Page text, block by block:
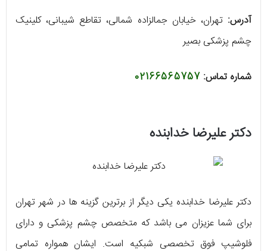
آدرس: تهران، خیابان جمالزاده شمالی، تقاطع شیبانی، کلینیک
چشم پزشکی بصیر
شماره تماس: 02166565757
دکتر علیرضا خدابنده
دکتر علیرضا خدابنده یکی دیگر از برترین گزینه‌ ها در شهر تهران
برای شما عزیزان می‌ باشد که متخصص چشم پزشکی و دارای
فلوشیپ فوق تخصصی شبکیه است. ایشان همواره تمامی